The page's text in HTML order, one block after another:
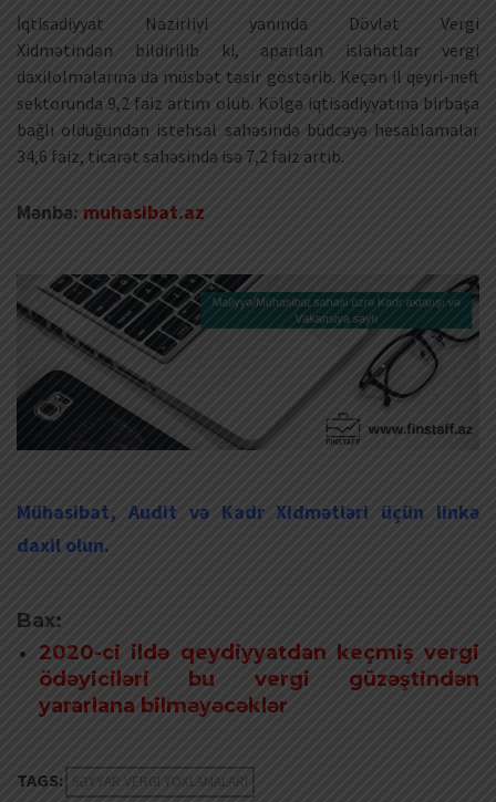
İqtisadiyyat Nazirliyi yanında Dövlət Vergi
Xidmətindən bildirilib ki, aparılan islahatlar vergi
daxilolmalarına da müsbət təsir göstərib. Keçən il qeyri-neft
sektorunda 9,2 faiz artım olub. Kölgə iqtisadiyyatına birbaşa
bağlı olduğundan istehsal sahəsində büdcəyə hesablamalar
34,6 faiz, ticarət sahəsində isə 7,2 faiz artıb.
Mənbə: muhasibat.az
Mühasibat, Audit və Kadr Xidmətləri üçün linkə
daxil olun.
Bax:
2020-ci ildə qeydiyyatdan keçmiş vergi
ödəyiciləri bu vergi güzəştindən
yararlana bilməyəcəklər
TAGS: SƏYYAR VERGI YOXLAMALARI